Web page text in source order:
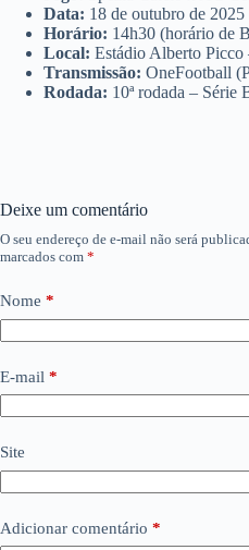
Data: 18 de outubro de 2025
Horário: 14h30 (horário de
Local: Estádio Alberto Picco
Transmissão: OneFootball
Rodada: 10ª rodada – Série
Deixe um comentário
O seu endereço de e-mail não será
marcados com *
Nome *
E-mail *
Site
Adicionar comentário *